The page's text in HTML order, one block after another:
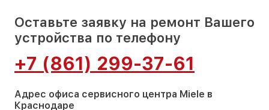
Оставьте заявку на ремонт Вашего
устройства по телефону
+7 (861) 299-37-61
Адрес офиса сервисного центра Miele в
Краснодаре